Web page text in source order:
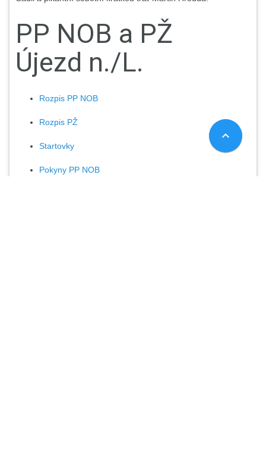
PP NOB a PŽ
Újezd n./L.
Rozpis PP NOB
Rozpis PŽ
Startovky
Pokyny PP NOB
expand_less